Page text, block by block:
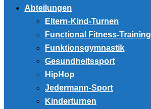
Abteilungen
Eltern-Kind-Turnen
Functional Fitness-Training
Funktionsgymnastik
Gesundheitssport
HipHop
Jedermann-Sport
Kinderturnen